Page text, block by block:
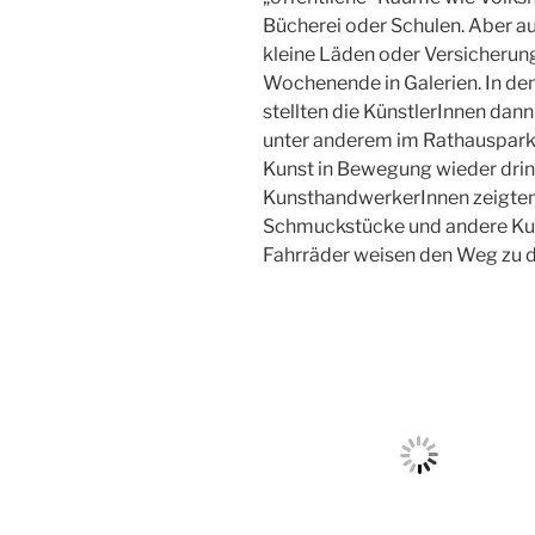
Bücherei oder Schulen. Aber
kleine Läden oder
Wochenende in Galerien. In
stellten die KünstlerInnen
unter anderem im
Kunst in Bewegung wieder
KunsthandwerkerInnen
Schmuckstücke und andere
Fahrräder weisen den Weg zu